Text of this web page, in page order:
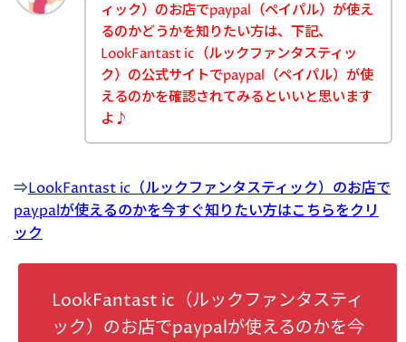
ィック）のお店でpaypal（ペイパル）が使え
るのかどうかを知りたい方は、下記、
LookFantast ic（ルックファンタスティッ
ク）の公式サイトでpaypal（ペイパル）が使
えるのかを確認されてみるといいと思います
よ♪
⇒LookFantast ic（ルックファンタスティック）のお店で
paypalが使えるのかを今すぐ知りたい方はこちらをクリ
ック
LookFantast ic（ルックファンタスティ
ック）のお店でpaypalが使えるのかを今